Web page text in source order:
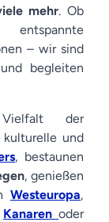
mehr. Ob
entspannte
– wir sind
und begleiten
der
und
, bestaunen
, genießen
Westeuropa,
Kanaren oder